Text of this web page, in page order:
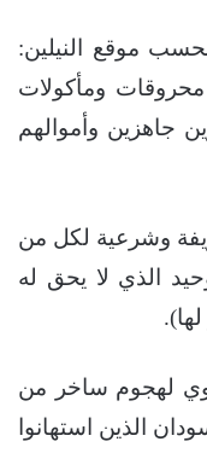
موقع النيلين:
ومأكولات
جاهزين وأموالهم
وشرعية لكل من
الذي لا يحق له
لهجوم ساخر من
الذين استهانوا